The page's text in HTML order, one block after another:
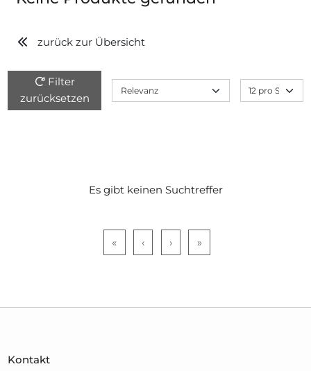
zurück zur Übersicht
Filter
zurücksetzen
Es gibt keinen Suchtreffer
« ‹ › »
Kontakt